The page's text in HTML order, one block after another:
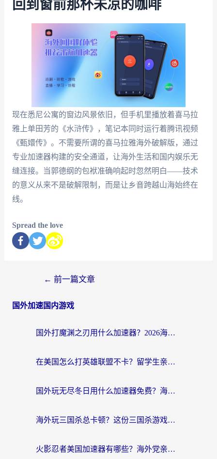
回到窗前那杯未凉的咖啡
现在悉尼公寓的窗边风景依旧，但手机里播放着喜马拉
雅上单田芳的《水浒传》，笔记本同时运行着腾讯视频
《甄嬛传》。不需要所谓的喜马拉雅海外破解版，通过
专业加速器构建的安全通道，让海外生活和国内娱乐无
缝连接。当郭德纲的包袱准确响起时忽然明白——技术
的意义从来不是破解限制，而是让乡音跨越山海始终在
线。
Spread the love
← 前一篇文章
国外加速国内游戏
国外打魔渊之刃用什么加速器？2026海外玩家国服游戏加速全攻略（附闪耀暖暖&复苏的魔女避坑指南）
在美国怎么打英雄联盟不卡？留学生亲测的国服游戏加速全攻略
国外玩无尽冬日用什么加速器免费？海外党国服游戏加速避坑指南
海外玩三国杀总卡顿？这份三国杀游戏加速器指南帮你告别延迟烦恼
火影忍者美国加速器有哪些？海外党亲测的国服游戏加速全攻略（含菲律宾玩三国之刃守望黎明技巧）